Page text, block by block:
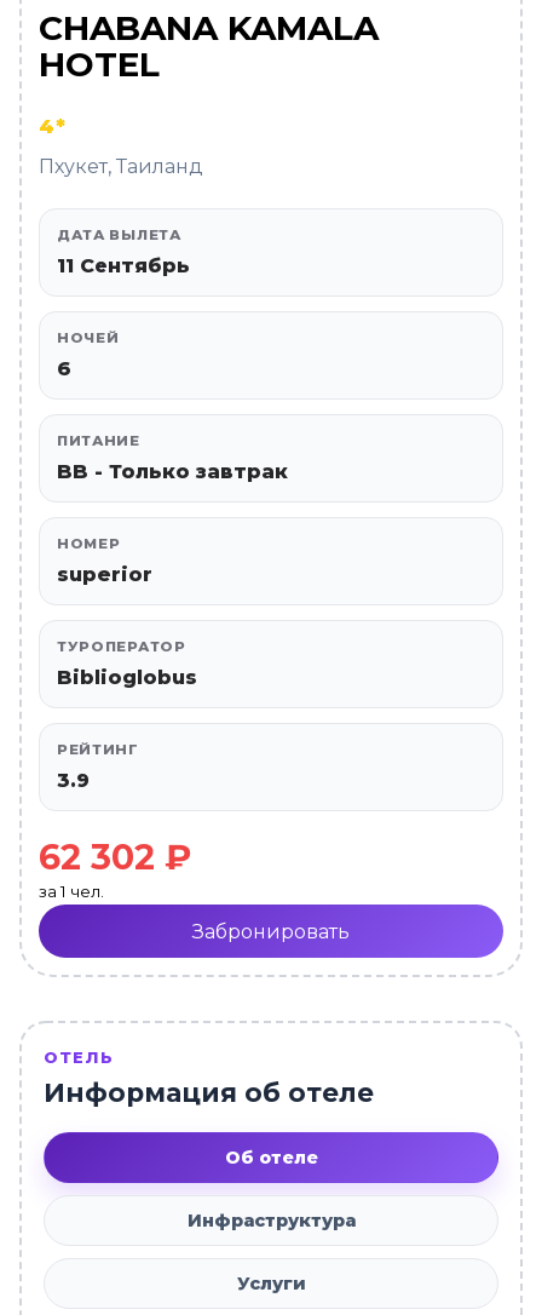
CHABANA KAMALA
HOTEL
4*
Пхукет, Таиланд
ДАТА ВЫЛЕТА
11 Сентябрь
НОЧЕЙ
6
ПИТАНИЕ
BB - Только завтрак
НОМЕР
superior
ТУРОПЕРАТОР
Biblioglobus
РЕЙТИНГ
3.9
62 302 ₽
за 1 чел.
Забронировать
ОТЕЛЬ
Информация об отеле
Об отеле
Инфраструктура
Услуги